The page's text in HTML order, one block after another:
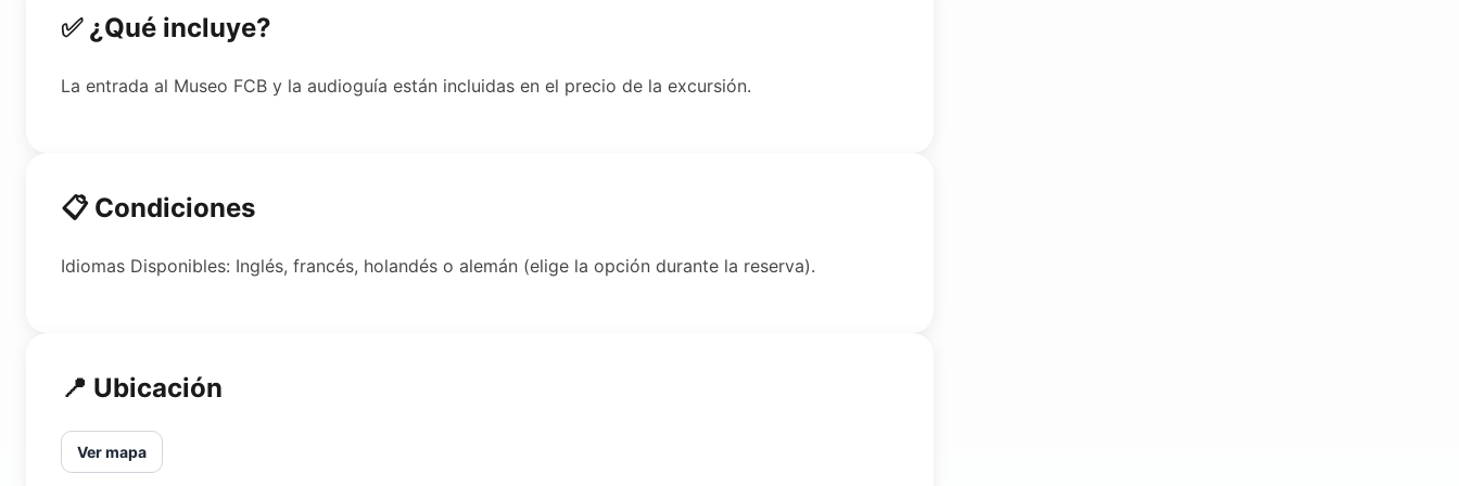
✅ ¿Qué incluye?
La entrada al Museo FCB y la audioguía están incluidas en el precio de la excursión.
📋 Condiciones
Idiomas Disponibles: Inglés, francés, holandés o alemán (elige la opción durante la reserva).
📍 Ubicación
Ver mapa